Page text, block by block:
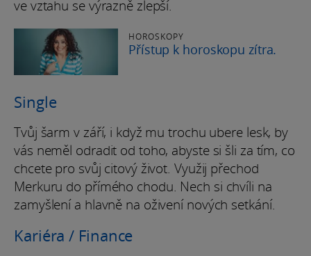
ve vztahu se výrazně zlepší.
HOROSKOPY
Přístup k horoskopu zítra.
Single
Tvůj šarm v září, i když mu trochu ubere lesk, by
vás neměl odradit od toho, abyste si šli za tím, co
chcete pro svůj citový život. Využij přechod
Merkuru do přímého chodu. Nech si chvíli na
zamyšlení a hlavně na oživení nových setkání.
Kariéra / Finance